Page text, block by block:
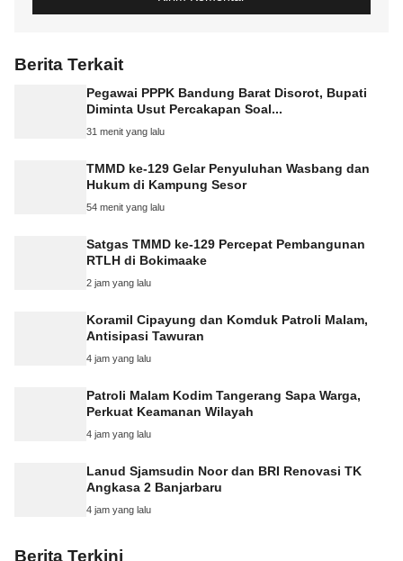
Berita Terkait
Pegawai PPPK Bandung Barat Disorot, Bupati
Diminta Usut Percakapan Soal...
31 menit yang lalu
TMMD ke-129 Gelar Penyuluhan Wasbang dan
Hukum di Kampung Sesor
54 menit yang lalu
Satgas TMMD ke-129 Percepat Pembangunan
RTLH di Bokimaake
2 jam yang lalu
Koramil Cipayung dan Komduk Patroli Malam,
Antisipasi Tawuran
4 jam yang lalu
Patroli Malam Kodim Tangerang Sapa Warga,
Perkuat Keamanan Wilayah
4 jam yang lalu
Lanud Sjamsudin Noor dan BRI Renovasi TK
Angkasa 2 Banjarbaru
4 jam yang lalu
Berita Terkini